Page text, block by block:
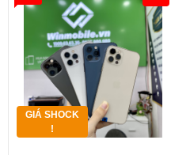
GIÁ SHOCK
!